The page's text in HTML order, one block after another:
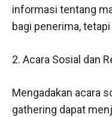
informasi tentang
bagi penerima,
2. Acara Sosial dan
Mengadakan acara
gathering dapat